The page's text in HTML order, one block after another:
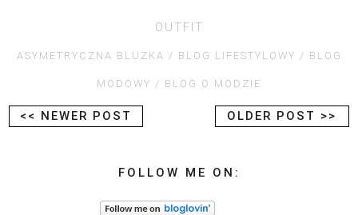
OUTFIT
ASYMETRYCZNA BLUZKA BLOG LIFESTYLOWY BLOG
MODOWY BLOG O MODZIE
<< NEWER POST OLDER POST >>
FOLLOW ME ON: